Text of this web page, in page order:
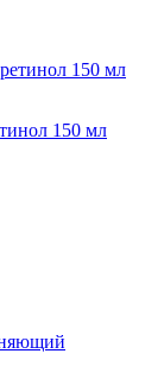
150 мл